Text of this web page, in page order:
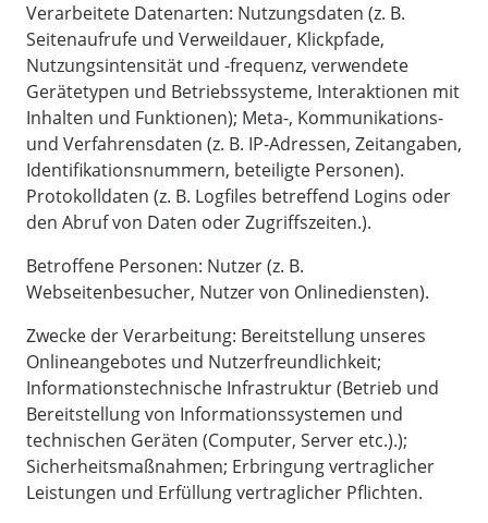
Verarbeitete Datenarten: Nutzungsdaten (z. B.
Seitenaufrufe und Verweildauer, Klickpfade,
Nutzungsintensität und -frequenz, verwendete
Gerätetypen und Betriebssysteme, Interaktionen mit
Inhalten und Funktionen); Meta-, Kommunikations-
und Verfahrensdaten (z. B. IP-Adressen, Zeitangaben,
Identifikationsnummern, beteiligte Personen).
Protokolldaten (z. B. Logfiles betreffend Logins oder
den Abruf von Daten oder Zugriffszeiten.).
Betroffene Personen: Nutzer (z. B.
Webseitenbesucher, Nutzer von Onlinediensten).
Zwecke der Verarbeitung: Bereitstellung unseres
Onlineangebotes und Nutzerfreundlichkeit;
Informationstechnische Infrastruktur (Betrieb und
Bereitstellung von Informationssystemen und
technischen Geräten (Computer, Server etc.).);
Sicherheitsmaßnahmen; Erbringung vertraglicher
Leistungen und Erfüllung vertraglicher Pflichten.